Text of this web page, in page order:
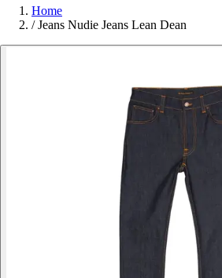
Home
/ Jeans Nudie Jeans Lean Dean